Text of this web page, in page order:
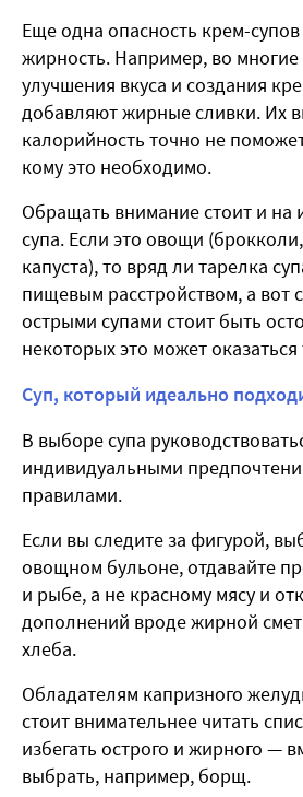
Еще одна опасность крем-
жирность. Например, во многие
улучшения вкуса и создания
добавляют жирные сливки. Их
калорийность точно не
кому это необходимо.
Обращать внимание стоит и на
супа. Если это овощи
капуста), то вряд ли тарелка
пищевым расстройством, а вот
острыми супами стоит быть
некоторых это может
Суп, который идеально
В выборе супа
индивидуальными
правилами.
Если вы следите за фигурой,
овощном бульоне, отдавайте
и рыбе, а не красному мясу и
дополнений вроде жирной
хлеба.
Обладателям капризного
стоит внимательнее читать
избегать острого и жирного —
выбрать, например, борщ.